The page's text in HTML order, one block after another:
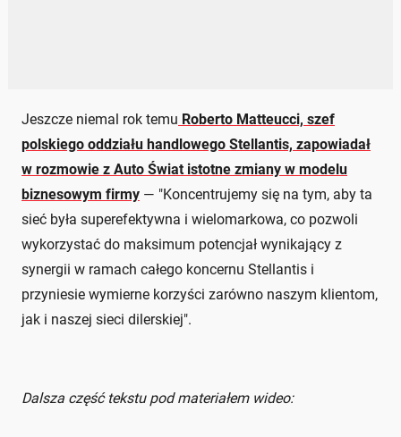
Jeszcze niemal rok temu Roberto Matteucci, szef
polskiego oddziału handlowego Stellantis, zapowiadał
w rozmowie z Auto Świat istotne zmiany w modelu
biznesowym firmy — "Koncentrujemy się na tym, aby ta
sieć była superefektywna i wielomarkowa, co pozwoli
wykorzystać do maksimum potencjał wynikający z
synergii w ramach całego koncernu Stellantis i
przyniesie wymierne korzyści zarówno naszym klientom,
jak i naszej sieci dilerskiej".
Dalsza część tekstu pod materiałem wideo: